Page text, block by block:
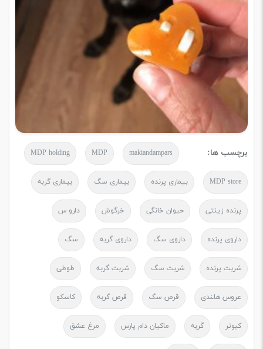
برچسب ها: makiandampars
MDP
MDP holding
MDP store بیماری پرنده بیماری سگ بیماری گربه
پرنده زینتی حیوان خانگی خرگوش دارو س
داروی پرنده داروی سگ داروی گربه سگ
شربت پرنده شربت سگ شربت گربه طوطی
عروس هلندی قرص سگ قرص گربه کاسکو
کبوتر گربه ماکیان دام پارس مرغ عشق